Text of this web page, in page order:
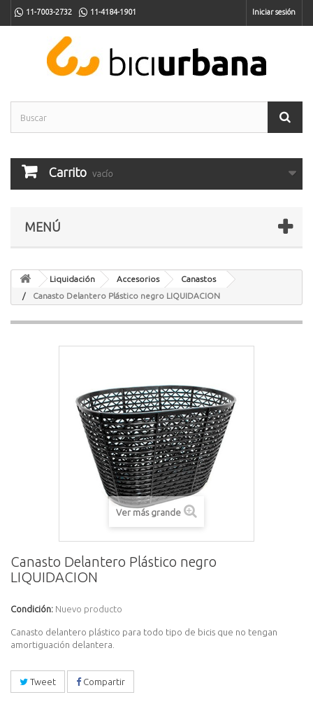
11-7003-2732 11-4184-1901 Iniciar sesión
Carrito vacío
MENÚ
Liquidación Accesorios
Canastos
Canasto Delantero Plástico negro LIQUIDACION
Ver más grande
Canasto Delantero Plástico negro
LIQUIDACION
Condición: Nuevo producto
Canasto delantero plástico para todo tipo de bicis que no tengan
amortiguación delantera.
Tweet Compartir